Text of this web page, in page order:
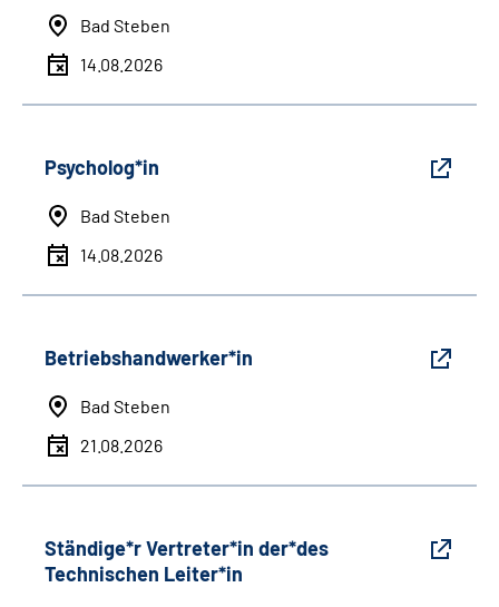
Bad Steben
14.08.2026
Psycholog*in
Bad Steben
14.08.2026
Betriebshandwerker*in
Bad Steben
21.08.2026
Ständige*r Vertreter*in der*des
Technischen Leiter*in